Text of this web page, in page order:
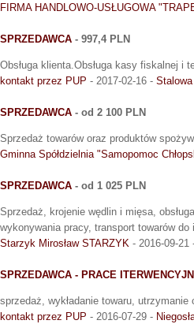
FIRMA HANDLOWO-USŁUGOWA
SPRZEDAWCA - 997,4 PLN
Obsługa klienta.Obsługa kasy fiskalnej i
kontakt przez PUP - 2017-02-16 -
SPRZEDAWCA - od 2 100 PLN
Sprzedaż towarów oraz produktów
Gminna Spółdzielnia "Samopomoc
SPRZEDAWCA - od 1 025 PLN
Sprzedaż, krojenie wędlin i mięsa,
wykonywania pracy, transport towarów do
Starzyk Mirosław STARZYK - 2016-09-21
SPRZEDAWCA - PRACE
sprzedaż, wykładanie towaru, utrzymanie
kontakt przez PUP - 2016-07-29 -